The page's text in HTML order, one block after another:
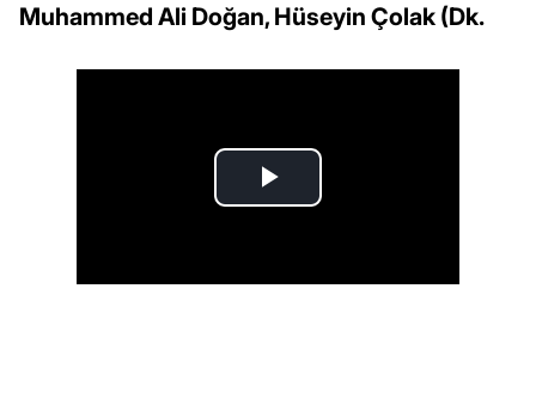
Muhammed Ali Doğan, Hüseyin Çolak (Dk.